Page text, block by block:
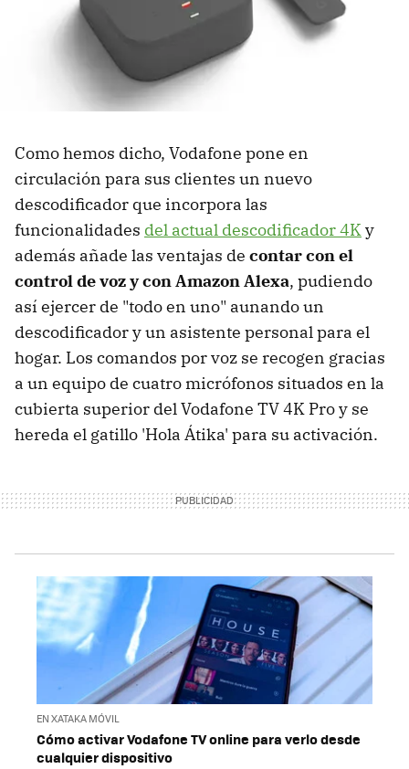
Como hemos dicho, Vodafone pone en
circulación para sus clientes un nuevo
descodificador que incorpora las
funcionalidades del actual descodificador 4Ky
además añade las ventajas de contar con el
control de voz y con Amazon Alexa, pudiendo
así ejercer de "todo en uno" aunando un
descodificador y un asistente personal para el
hogar. Los comandos por voz se recogen gracias
a un equipo de cuatro micrófonos situados en la
cubierta superior del Vodafone TV 4K Pro y se
hereda el gatillo 'Hola Átika' para su activación.
EN XATAKA MÓVIL
Cómo activar Vodafone TV online para verlo desde
cualquier dispositivo